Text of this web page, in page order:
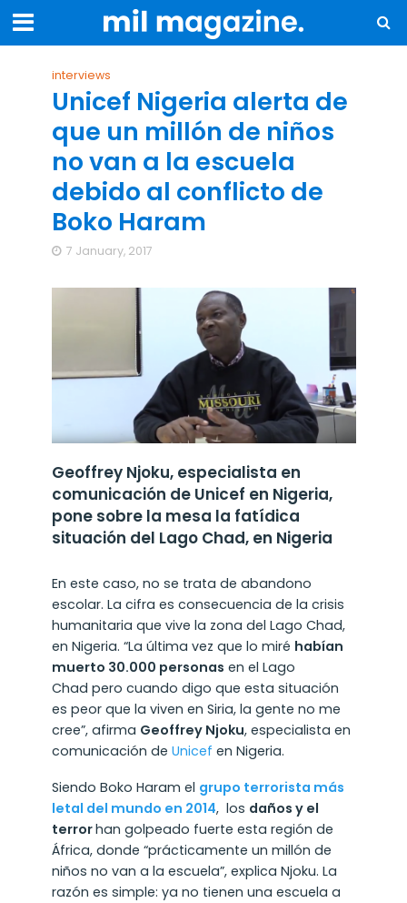
interviews
Unicef Nigeria alerta de
que un millón de niños
no van a la escuela
debido al conflicto de
Boko Haram
7 January, 2017
Geoffrey Njoku, especialista en
comunicación de Unicef en Nigeria,
pone sobre la mesa la fatídica
situación del Lago Chad, en Nigeria
En este caso, no se trata de abandono
escolar. La cifra es consecuencia de la crisis
humanitaria que vive la zona del Lago Chad,
en Nigeria. “La última vez que lo miré habían
muerto 30.000 personas en el Lago
Chad pero cuando digo que esta situación
es peor que la viven en Siria, la gente no me
cree”, afirma Geoffrey Njoku, especialista en
comunicación de Unicef en Nigeria.
Siendo Boko Haram el grupo terrorista más
letal del mundo en 2014, los daños y el
terrorhan golpeado fuerte esta región de
África, donde “prácticamente un millón de
niños no van a la escuela”, explica Njoku. La
razón es simple: ya no tienen una escuela a